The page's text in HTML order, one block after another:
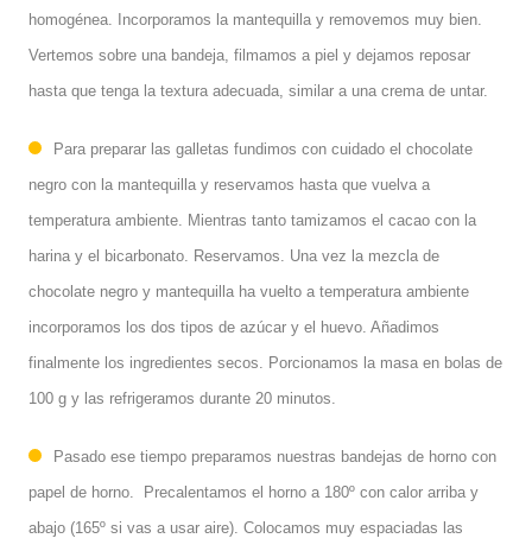
homogénea. Incorporamos la mantequilla y removemos muy bien.
Vertemos sobre una bandeja, filmamos a piel y dejamos reposar
hasta que tenga la textura adecuada, similar a una crema de untar.
Para preparar las galletas fundimos con cuidado el chocolate
negro con la mantequilla y reservamos hasta que vuelva a
temperatura ambiente. Mientras tanto tamizamos el cacao con la
harina y el bicarbonato. Reservamos. Una vez la mezcla de
chocolate negro y mantequilla ha vuelto a temperatura ambiente
incorporamos los dos tipos de azúcar y el huevo. Añadimos
finalmente los ingredientes secos. Porcionamos la masa en bolas de
100 g y las refrigeramos durante 20 minutos.
Pasado ese tiempo preparamos nuestras bandejas de horno con
papel de horno. Precalentamos el horno a 180º con calor arriba y
abajo (165º si vas a usar aire). Colocamos muy espaciadas las